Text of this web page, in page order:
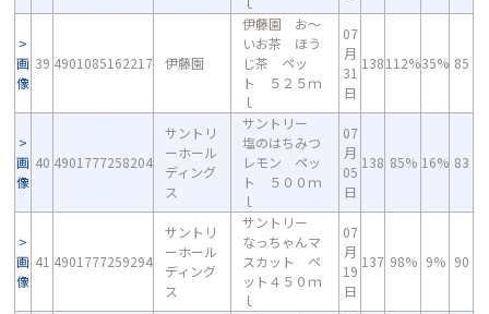
画
像
39 4901085162217 伊藤園
伊藤園 お～
いお茶 ほう
じ茶 ペッ
ト ５２５ｍ
ｌ
07
月
31
日
138112%35% 85
画
像
40 4901777258204
サントリ
ーホール
ディング
ス
サントリー
塩のはちみつ
レモン ペッ
ト ５００ｍ
ｌ
07
月
05
日
138 85% 16% 83
画
像
41 4901777259294
サントリ
ーホール
ディング
ス
サントリー
なっちゃんマ
スカット ペ
ット４５０ｍ
ｌ
07
月
19
日
137 98% 9% 90